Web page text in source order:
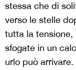
stessa che di
verso le stelle
tutta la tensione,
sfogate in un
urlo può